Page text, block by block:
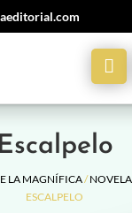
Escalpelo
LA MAGNÍFICA/
ESCALPELO